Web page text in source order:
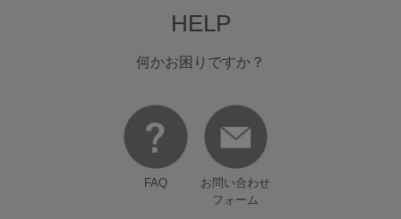
HELP
何かお困りですか？
FAQ
お問い合わせ
フォーム